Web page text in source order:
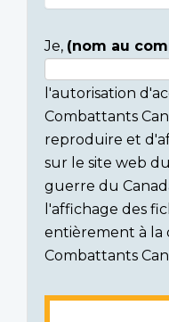
Consent
section
Je, (nom au
l'autorisation
Combattants
reproduire et
sur le site web
guerre du
l'affichage des
entièrement à la
Combattants